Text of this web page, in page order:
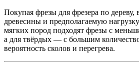
Покупая фрезы для фрезера по
древесины и предполагаемую
мягких пород подходят фрезы с
а для твёрдых — с большим
вероятность сколов и перегрева.